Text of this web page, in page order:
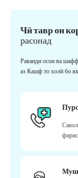
Чӣ тавр он
расонад
Раванди осон ва
аз Кашф то холӣ бо